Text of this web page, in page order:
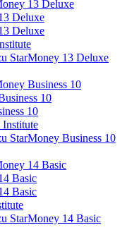
13 Deluxe
Deluxe
Deluxe
StarMoney 13 Deluxe
Business 10
10
10
StarMoney Business 10
14 Basic
Basic
Basic
StarMoney 14 Basic